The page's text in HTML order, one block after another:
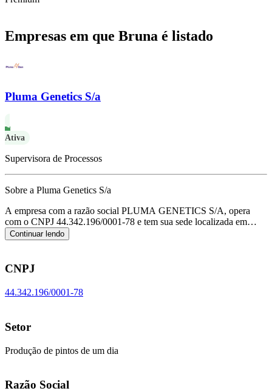
Empresas em que Bruna é listado
Pluma Genetics S/a
Ativa
Supervisora de Processos
Sobre a Pluma Genetics S/a
A empresa com a razão social PLUMA GENETICS S/A, opera
com o CNPJ 44.342.196/0001-78 e tem sua sede localizada em
Cascavel/PR.Seu foco principal de atuação é de produção de pintos
de um dia, de acordo com o código CNAE A-0155-5/02.
Continuar lendo
CNPJ
44.342.196/0001-78
Setor
Produção de pintos de um dia
Razão Social